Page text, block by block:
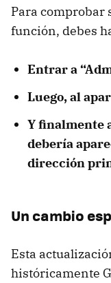
Para comprobar
función, debes
Entrar a
Luego, al
Y finalmente
debería
dirección
Un cambio
Esta
históricamente